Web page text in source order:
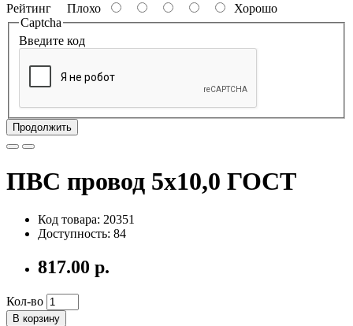
Рейтинг Плохо
Хорошо
Captcha
Введите код
Продолжить
ПВС провод 5х10,0 ГОСТ
Код товара: 20351
Доступность: 84
817.00 р.
Кол-во
В корзину